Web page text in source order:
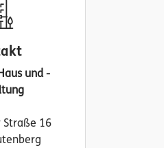
und -
Straße 16